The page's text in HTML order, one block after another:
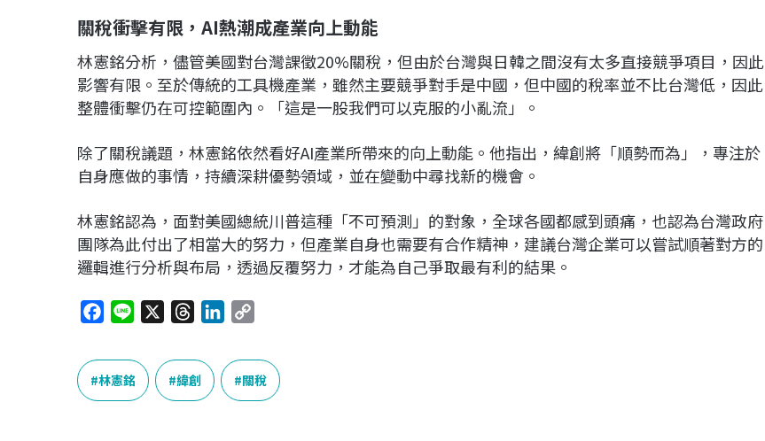
關稅衝擊有限，AI熱潮成產業向上動能
林憲銘分析，儘管美國對台灣課徵20%關稅，但由於台灣與日韓之間沒有太多直接競爭項目，因此
影響有限。至於傳統的工具機產業，雖然主要競爭對手是中國，但中國的稅率並不比台灣低，因此
整體衝擊仍在可控範圍內。「這是一股我們可以克服的小亂流」。
除了關稅議題，林憲銘依然看好AI產業所帶來的向上動能。他指出，緯創將「順勢而為」，專注於
自身應做的事情，持續深耕優勢領域，並在變動中尋找新的機會。
林憲銘認為，面對美國總統川普這種「不可預測」的對象，全球各國都感到頭痛，也認為台灣政府
團隊為此付出了相當大的努力，但產業自身也需要有合作精神，建議台灣企業可以嘗試順著對方的
邏輯進行分析與布局，透過反覆努力，才能為自己爭取最有利的結果。
c
e
b
n
e
r
e
a
n
e
p
y
L
林憲銘 緯創 關稅